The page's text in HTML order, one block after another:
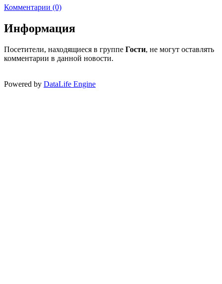
Комментарии (0)
Информация
Посетители, находящиеся в группе Гости, не могут оставлять
комментарии в данной новости.
Powered by DataLife Engine